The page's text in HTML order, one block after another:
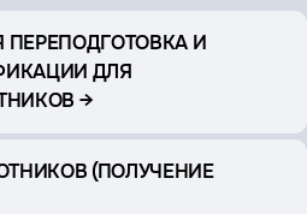
И
ДЛЯ
→
(ПОЛУЧЕНИЕ